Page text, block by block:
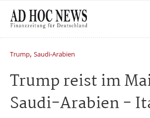
Trump, Saudi-Arabien
Trump reist im
Saudi-Arabien -